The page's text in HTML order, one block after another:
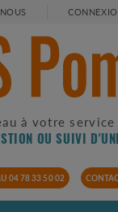
à votre
OU SUIVI
04 78 33 50 02